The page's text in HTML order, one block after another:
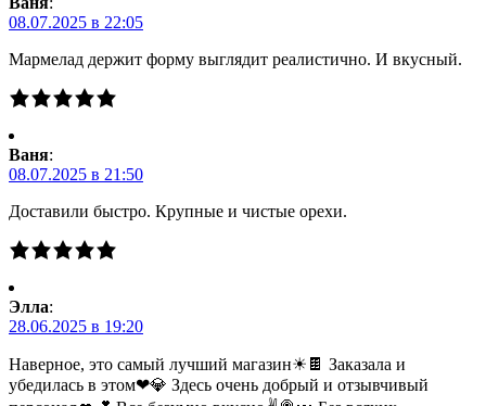
08.07.2025 в 22:05
Мармелад держит форму выглядит реалистично. И вкусный.
Ваня:
08.07.2025 в 21:50
Доставили быстро. Крупные и чистые орехи.
Элла:
28.06.2025 в 19:20
Наверное, это самый лучший магазин☀🍫 Заказала и
убедилась в этом❤💎 Здесь очень добрый и отзывчивый